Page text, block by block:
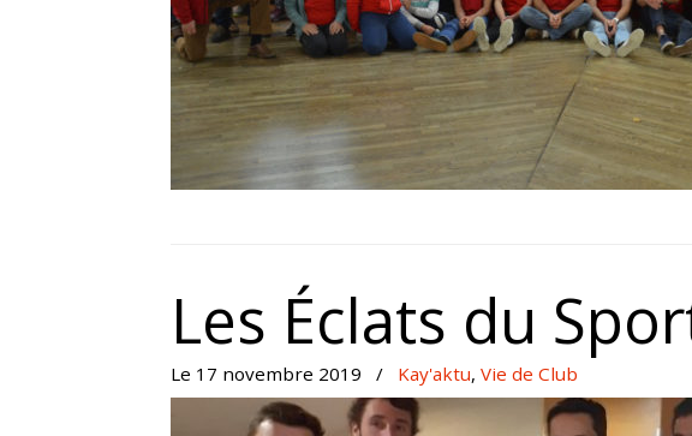
Les Éclats du
Le 17 novembre 2019 / Kay'aktu, Vie de Club